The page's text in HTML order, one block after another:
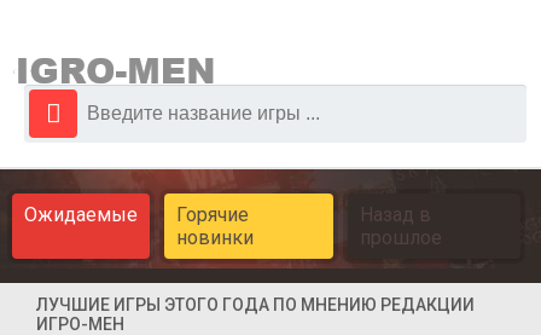
Ожидаемые
Горячие
новинки
Назад в
прошлое
ЛУЧШИЕ ИГРЫ ЭТОГО ГОДА ПО МНЕНИЮ РЕДАКЦИИ
ИГРО-МЕН